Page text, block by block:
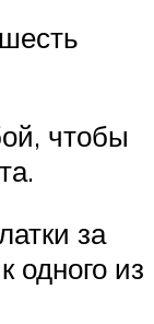
чтобы
за
одного из